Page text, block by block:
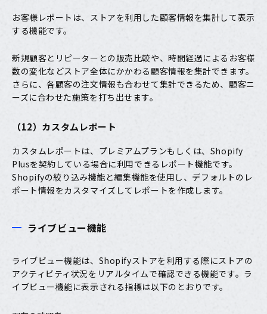
お客様レポートは、ストアを利用した顧客情報を集計して表示
する機能です。
新規顧客とリピーターとの販売比較や、時間経過によるお客様
数の変化などストア全体にかかわる顧客情報を集計できます。
さらに、各顧客の注文情報も合わせて集計できるため、顧客ニ
ーズに合わせた施策を打ち出せます。
（12）カスタムレポート
カスタムレポートは、プレミアムプランもしくは、Shopify
Plusを契約している場合に利用できるレポート機能です。
Shopifyの絞り込み機能と編集機能を使用し、デフォルトのレ
ポート情報をカスタマイズしてレポートを作成します。
ライブビュー機能
ライブビュー機能は、Shopifyストアを利用する際にストアの
アクティビティ状況をリアルタイムで確認できる機能です。ラ
イブビュー機能に表示される指標は以下のとおりです。